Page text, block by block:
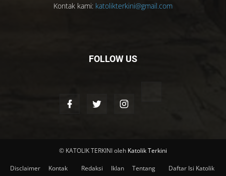
Kontak kami: katolikterkini@gmail.com
FOLLOW US
© KATOLIK TERKINI oleh Katolik Terkini
Disclaimer
Kontak
Redaksi Iklan
Tentang
Daftar Isi Katolik